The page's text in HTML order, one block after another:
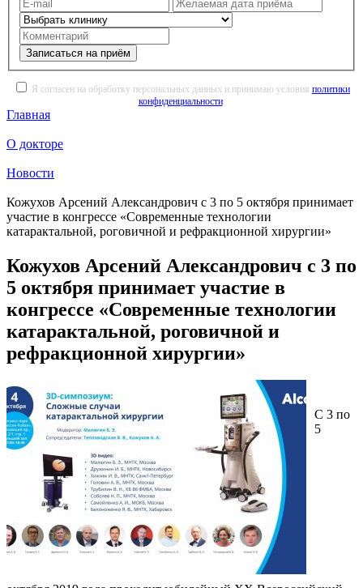
Записаться на приём
Я согласен на обработку персональных данных и принимаю условия политики
конфиденциальности.
Главная
О докторе
Новости
Кожухов Арсений Александрович с 3 по 5 октября принимает
участие в конгрессе «Современные технологии
катарактальной, роговичной и рефракционной хирургии»
Кожухов Арсений Александрович с 3 по
5 октября принимает участие в
конгрессе «Современные технологии
катарактальной, роговичной и
рефракционной хирургии»
С 3 по
5